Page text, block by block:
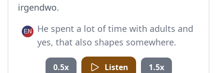
irgendwo.
He spent a lot of time with adults and
yes, that also shapes somewhere.
0.5x Listen 1.5x